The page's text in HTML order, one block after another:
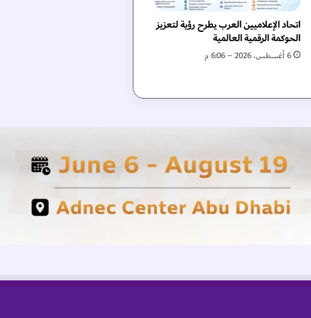
اتحاد الإعلاميين العرب يطرح رؤية لتعزيز
الحوكمة الرقمية العالمية
6 أغسطس، 2026 – 6:06 م